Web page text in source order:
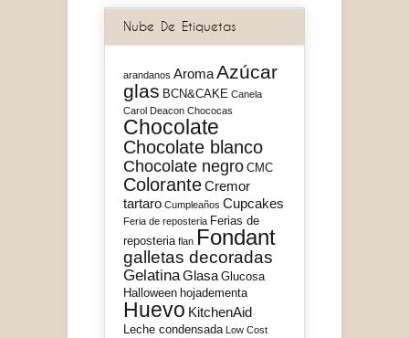
Nube De Etiquetas
arandanos AromaAzúcar
glas BCN&CAKE Canela
Carol Deacon Chococas
Chocolate
Chocolate blanco
Chocolate negro CMC
ColoranteCremor
tartaro Cumpleaños Cupcakes
Feria de reposteria Ferias de
reposteria flan Fondant
galletas decoradas
GelatinaGlasa Glucosa
Halloween hojadementa
Huevo KitchenAid
Leche condensada Low Cost